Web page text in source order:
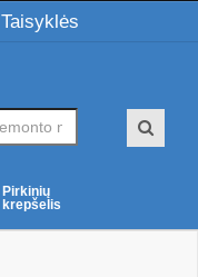
Taisyklės
Pirkinių
krepšelis